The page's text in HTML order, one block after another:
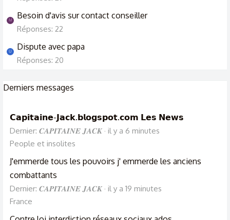
M Besoin d'avis sur contact conseiller
Réponses: 22
U Dispute avec papa
Réponses: 20
Derniers messages
𝗖𝗮𝗽𝗶𝘁𝗮𝗶𝗻𝗲-𝗝𝗮𝗰𝗸.𝗯𝗹𝗼𝗴𝘀𝗽𝗼𝘁.𝗰𝗼𝗺 𝗟𝗲𝘀 𝗡𝗲𝘄𝘀
Dernier: 𝑪𝑨𝑷𝑰𝑻𝑨𝑰𝑵𝑬 𝑱𝑨𝑪𝑲 il y a 6 minutes
People et insolites
J'emmerde tous les pouvoirs j' emmerde les anciens
combattants
Dernier: 𝑪𝑨𝑷𝑰𝑻𝑨𝑰𝑵𝑬 𝑱𝑨𝑪𝑲 il y a 19 minutes
France